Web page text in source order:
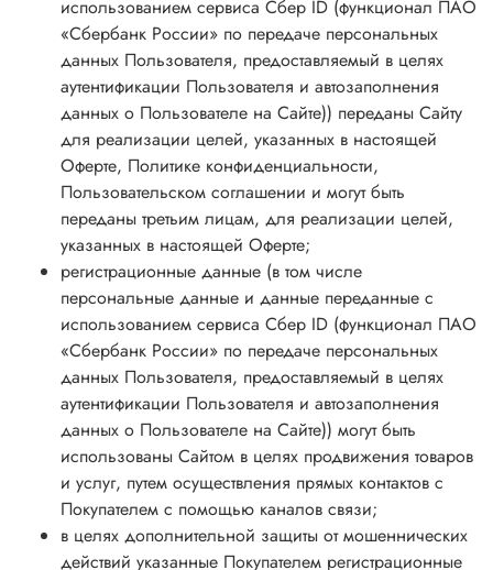
использованием сервиса Сбер ID (функционал ПАО
«Сбербанк России» по передаче персональных
данных Пользователя, предоставляемый в целях
аутентификации Пользователя и автозаполнения
данных о Пользователе на Сайте)) переданы Сайту
для реализации целей, указанных в настоящей
Оферте, Политике конфиденциальности,
Пользовательском соглашении и могут быть
переданы третьим лицам, для реализации целей,
указанных в настоящей Оферте;
регистрационные данные (в том числе
персональные данные и данные переданные с
использованием сервиса Сбер ID (функционал ПАО
«Сбербанк России» по передаче персональных
данных Пользователя, предоставляемый в целях
аутентификации Пользователя и автозаполнения
данных о Пользователе на Сайте)) могут быть
использованы Сайтом в целях продвижения товаров
и услуг, путем осуществления прямых контактов с
Покупателем с помощью каналов связи;
в целях дополнительной защиты от мошеннических
действий указанные Покупателем регистрационные